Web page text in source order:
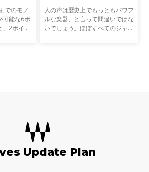
でのモノ
可能な6ボ
、2ボイス
人の声は歴史上でもっともパワフ
ルな楽器、と言って間違いではな
いでしょう。ほぼすべてのジャン
Update Plan